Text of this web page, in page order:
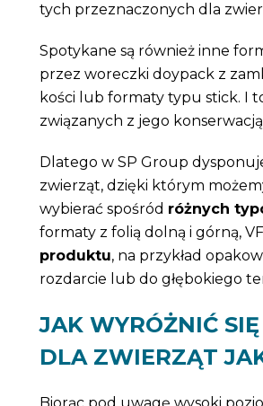
tych przeznaczonych dla
Spotykane są również inne
przez woreczki doypack z
kości lub formaty typu stick. I
związanych z jego
Dlatego w SP Group
zwierząt, dzięki którym
wybierać spośród różnych
formaty z folią dolną i górną,
produktu, na przykład
rozdarcie lub do głębokiego
JAK WYRÓŻNIĆ
DLA ZWIERZĄT